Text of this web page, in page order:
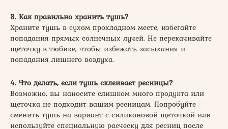
3. Как правильно хранить тушь?
Храните тушь в сухом прохладном месте, избегайте
попадания прямых солнечных лучей. Не перекачивайте
щеточку в тюбике, чтобы избежать засыхания и
попадания лишнего воздуха.
4. Что делать, если тушь склеивает ресницы?
Возможно, вы наносите слишком много продукта или
щеточка не подходит вашим ресницам. Попробуйте
сменить тушь на вариант с силиконовой щеточкой или
используйте специальную расческу для ресниц после